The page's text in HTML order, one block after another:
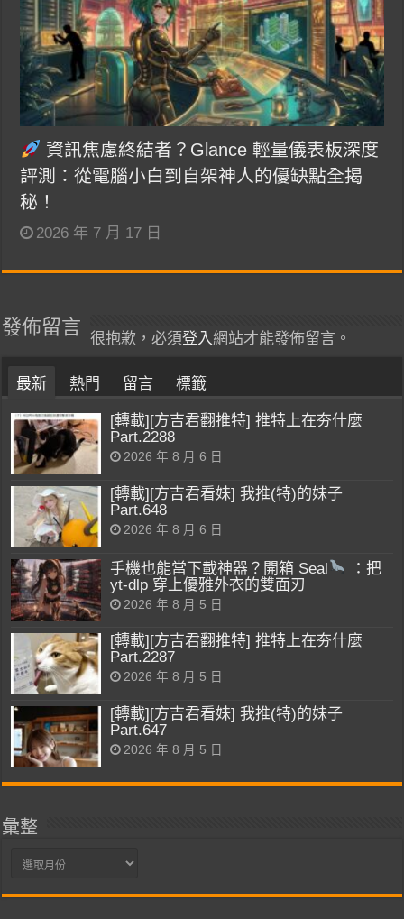
資訊焦慮終結者？Glance 輕量儀表板深度
評測：從電腦小白到自架神人的優缺點全揭
秘！
2026 年 7 月 17 日
發佈留言
很抱歉，必須登入網站才能發佈留言。
最新 熱門 留言 標籤
[轉載][方吉君翻推特] 推特上在夯什麼
Part.2288
2026 年 8 月 6 日
[轉載][方吉君看妹] 我推(特)的妹子
Part.648
2026 年 8 月 6 日
手機也能當下載神器？開箱 Seal
：把
yt-dlp 穿上優雅外衣的雙面刃
2026 年 8 月 5 日
[轉載][方吉君翻推特] 推特上在夯什麼
Part.2287
2026 年 8 月 5 日
[轉載][方吉君看妹] 我推(特)的妹子
Part.647
2026 年 8 月 5 日
彙整
彙